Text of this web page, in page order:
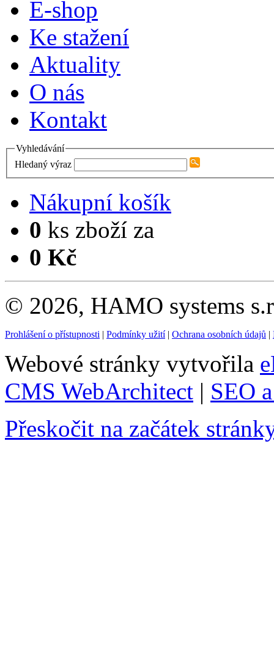
E-shop
Ke stažení
Aktuality
O nás
Kontakt
Vyhledávání
Hledaný výraz
Nákupní košík
0 ks zboží za
0 Kč
© 2026, HAMO systems
Prohlášení o přístupnosti | Podmínky užití| Ochrana osobních údajů |
Webové stránky vytvořila
CMS WebArchitect | SEO
Přeskočit na začátek